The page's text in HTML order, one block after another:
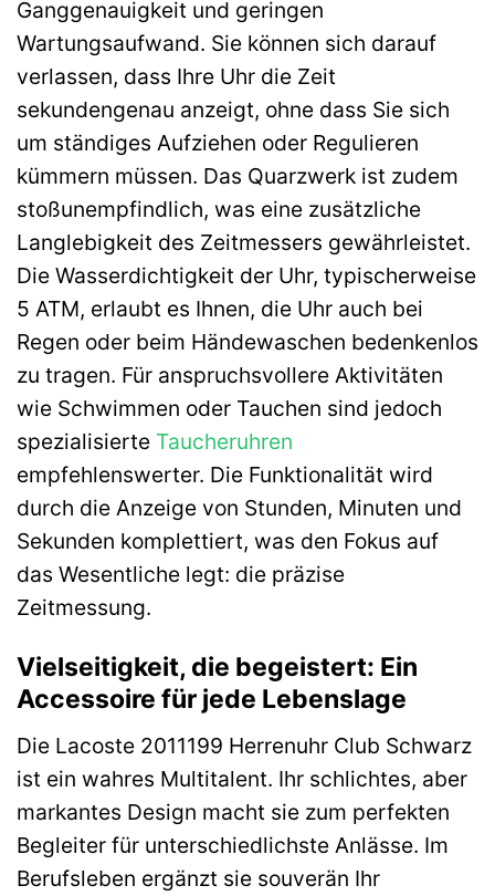
Ganggenauigkeit und geringen
Wartungsaufwand. Sie können sich darauf
verlassen, dass Ihre Uhr die Zeit
sekundengenau anzeigt, ohne dass Sie sich
um ständiges Aufziehen oder Regulieren
kümmern müssen. Das Quarzwerk ist zudem
stoßunempfindlich, was eine zusätzliche
Langlebigkeit des Zeitmessers gewährleistet.
Die Wasserdichtigkeit der Uhr, typischerweise
5 ATM, erlaubt es Ihnen, die Uhr auch bei
Regen oder beim Händewaschen bedenkenlos
zu tragen. Für anspruchsvollere Aktivitäten
wie Schwimmen oder Tauchen sind jedoch
spezialisierte Taucheruhren
empfehlenswerter. Die Funktionalität wird
durch die Anzeige von Stunden, Minuten und
Sekunden komplettiert, was den Fokus auf
das Wesentliche legt: die präzise
Zeitmessung.
Vielseitigkeit, die begeistert: Ein
Accessoire für jede Lebenslage
Die Lacoste 2011199 Herrenuhr Club Schwarz
ist ein wahres Multitalent. Ihr schlichtes, aber
markantes Design macht sie zum perfekten
Begleiter für unterschiedlichste Anlässe. Im
Berufsleben ergänzt sie souverän Ihr